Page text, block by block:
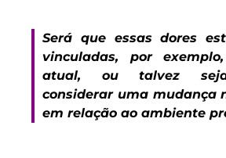
Será que essas dores
vinculadas, por
atual, ou talvez seja
considerar uma mudança
em relação ao ambiente